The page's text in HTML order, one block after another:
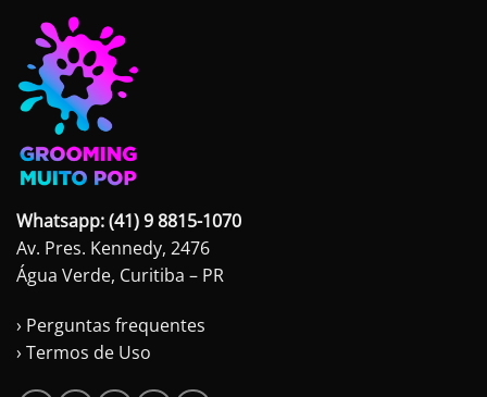
Whatsapp: (41) 9 8815-1070
Av. Pres. Kennedy, 2476
Água Verde, Curitiba – PR
› Perguntas frequentes
› Termos de Uso